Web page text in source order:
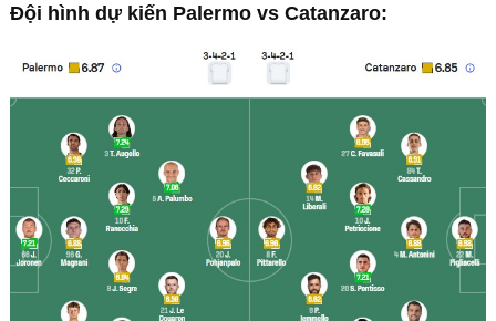
Đội hình dự kiến Palermo vs Catanzaro: